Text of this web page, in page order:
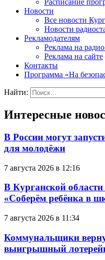
Расписание
Новости
Все новости
Новости
Рекламодателям
Реклама на
Реклама на сайте
Контакты
Программа «На
Найти:
Интересные
В России могут
для молодёжи
7 августа 2026 в 12:16
В Курганской
«Соберём ребёнка в
7 августа 2026 в 11:34
Коммунальщики
выигрышный